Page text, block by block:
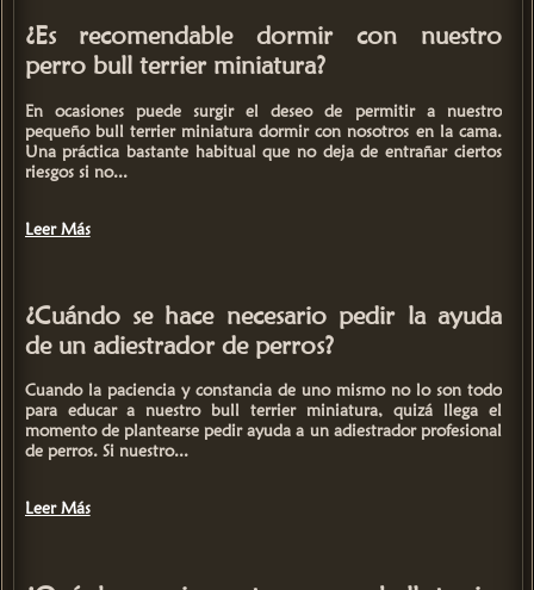
¿Es recomendable dormir con nuestro
perro bull terrier miniatura?
En ocasiones puede surgir el deseo de permitir a nuestro
pequeño bull terrier miniatura dormir con nosotros en la cama.
Una práctica bastante habitual que no deja de entrañar ciertos
riesgos si no...
Leer Más
¿Cuándo se hace necesario pedir la ayuda
de un adiestrador de perros?
Cuando la paciencia y constancia de uno mismo no lo son todo
para educar a nuestrobull terrier miniatura, quizá llega el
momento de plantearse pedir ayuda a un adiestrador profesional
de perros. Si nuestro...
Leer Más